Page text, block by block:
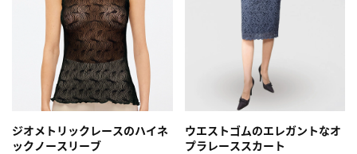
ジオメトリックレースのハイネ
ックノースリーブ
ウエストゴムのエレガントなオ
プラレーススカート